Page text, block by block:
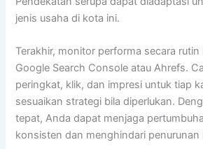
jenis usaha di kota ini.
Terakhir, monitor performa secara
Google Search Console atau Ahrefs.
peringkat, klik, dan impresi untuk tiap
sesuaikan strategi bila diperlukan.
tepat, Anda dapat menjaga
konsisten dan menghindari penurunan